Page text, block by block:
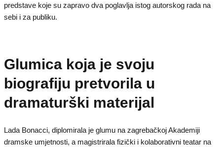
predstave koje su zapravo dva poglavlja istog autorskog rada na
sebi i za publiku.
Glumica koja je svoju
biografiju pretvorila u
dramaturški materijal
Lada Bonacci, diplomirala je glumu na zagrebačkoj Akademiji
dramske umjetnosti, a magistrirala fizički i kolaborativni teatar na